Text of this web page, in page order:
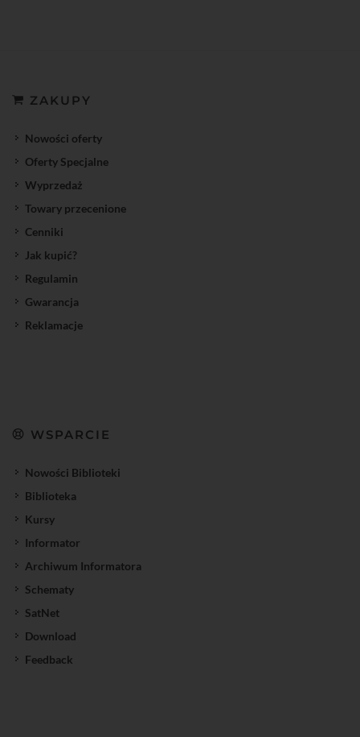
ZAKUPY
Nowości oferty
Oferty Specjalne
Wyprzedaż
Towary przecenione
Cenniki
Jak kupić?
Regulamin
Gwarancja
Reklamacje
WSPARCIE
Nowości Biblioteki
Biblioteka
Kursy
Informator
Archiwum Informatora
Schematy
SatNet
Download
Feedback